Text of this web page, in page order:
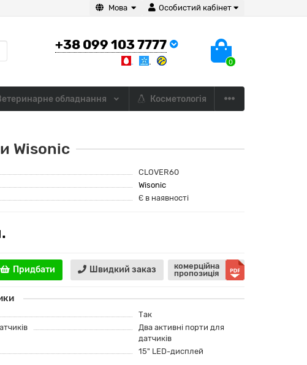
Особистий кабінет
Мова
+38 099 103 7777
0
обладнання Косметологія
Wisonic
CLOVER60
Wisonic
Є в наявності
Придбати Швидкий заказ
комерційна
пропозиція
Так
Два активні порти для
датчиків
15" LED-дисплей